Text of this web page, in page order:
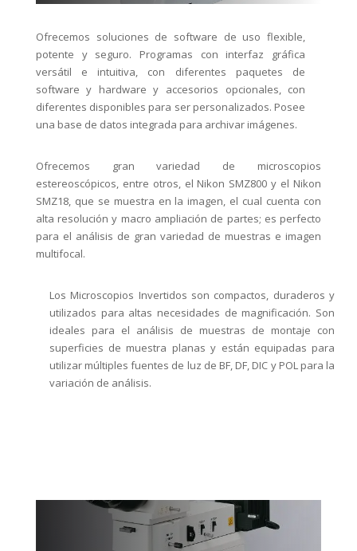
Ofrecemos soluciones de software de uso flexible,
potente y seguro. Programas con interfaz gráfica
versátil e intuitiva, con diferentes paquetes de
software y hardware y accesorios opcionales, con
diferentes disponibles para ser personalizados. Posee
una base de datos integrada para archivar imágenes.
Ofrecemos gran variedad de microscopios
estereoscópicos, entre otros, el Nikon SMZ800 y el Nikon
SMZ18, que se muestra en la imagen, el cual cuenta con
alta resolución y macro ampliación de partes; es perfecto
para el análisis de gran variedad de muestras e imagen
multifocal.
Los Microscopios Invertidos son compactos, duraderos y
utilizados para altas necesidades de magnificación. Son
ideales para el análisis de muestras de montaje con
superficies de muestra planas y están equipadas para
utilizar múltiples fuentes de luz de BF, DF, DIC y POL para la
variación de análisis.